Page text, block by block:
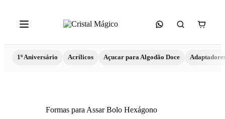
1º Aniversário Acrílicos Açucar para Algodão Doce
Formas para Assar Bolo Hexágono